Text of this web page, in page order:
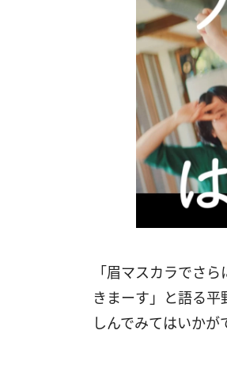
「眉マスカラでさ
きまーす」と語る
しんでみてはいかが